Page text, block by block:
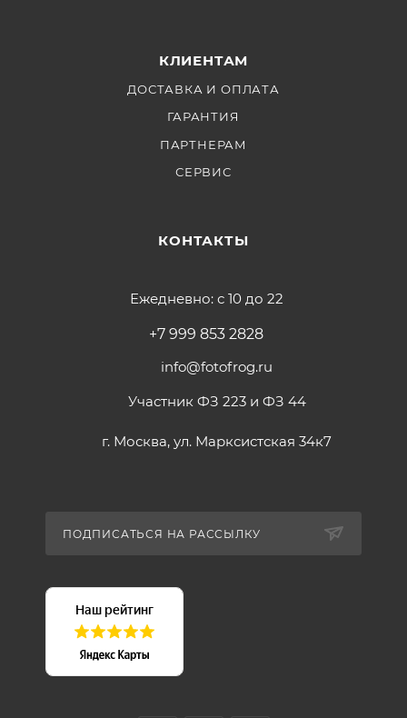
КЛИЕНТАМ
ДОСТАВКА И ОПЛАТА
ГАРАНТИЯ
ПАРТНЕРАМ
СЕРВИС
КОНТАКТЫ
Ежедневно: с 10 до 22
+7 999 853 2828
info@fotofrog.ru
Участник ФЗ 223 и ФЗ 44
г. Москва, ул. Марксистская 34к7
ПОДПИСАТЬСЯ НА РАССЫЛКУ